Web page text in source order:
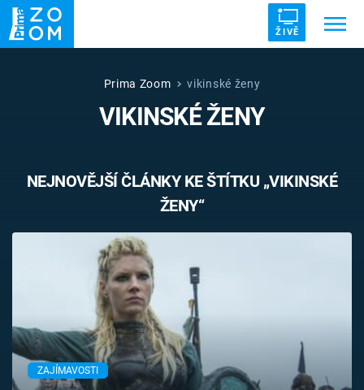
ŽIVĚ
UFO DRUHÁ SVĚTOVÁ VÁLKA
VETŘELCI DÁVNOVĚKU
TV Program
Časopis
Prima Zoom vikinské ženy
VIKINSKÉ ŽENY
NEJNOVĚJŠÍ ČLÁNKY KE ŠTÍTKU „VIKINSKÉ
ŽENY“
ZAJÍMAVOSTI